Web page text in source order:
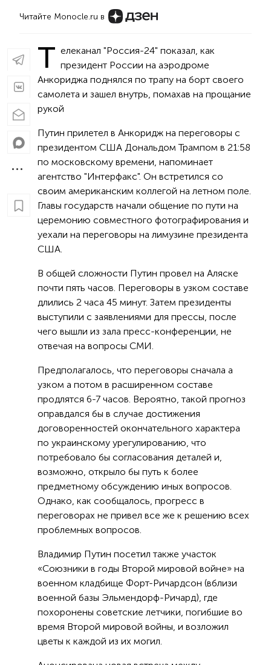
Читайте Monocle.ru в
Т елеканал "Россия-24" показал, как
президент России на аэродроме
Анкориджа поднялся по трапу на борт своего
самолета и зашел внутрь, помахав на прощание
рукой
Путин прилетел в Анкоридж на переговоры с
президентом США Дональдом Трампом в 21:58
по московскому времени, напоминает
агентство "Интерфакс". Он встретился со
своим американским коллегой на летном поле.
Главы государств начали общение по пути на
церемонию совместного фотографирования и
уехали на переговоры на лимузине президента
США.
В общей сложности Путин провел на Аляске
почти пять часов. Переговоры в узком составе
длились 2 часа 45 минут. Затем президенты
выступили с заявлениями для прессы, после
чего вышли из зала пресс-конференции, не
отвечая на вопросы СМИ.
Предполагалось, что переговоры сначала а
узком а потом в расширенном составе
продлятся 6-7 часов. Вероятно, такой прогноз
оправдался бы в случае достижения
договоренностей окончательного характера
по украинскому урегулированию, что
потребовало бы согласования деталей и,
возможно, открыло бы путь к более
предметному обсуждению иных вопросов.
Однако, как сообщалось, прогресс в
переговорах не привел все же к решению всех
проблемных вопросов.
Владимир Путин посетил также участок
«Союзники в годы Второй мировой войне» на
военном кладбище Форт-Ричардсон (вблизи
военной базы Эльмендорф-Ричард), где
похоронены советские летчики, погибшие во
время Второй мировой войны, и возложил
цветы к каждой из их могил.